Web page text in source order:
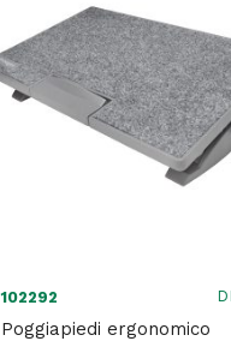
102292
Poggiapiedi ergonomico